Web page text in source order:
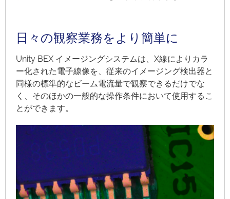
日々の観察業務をより簡単に
Unity BEX イメージングシステムは、X線によりカラ
ー化された電子線像を、従来のイメージング検出器と
同様の標準的なビーム電流量で観察できるだけでな
く、そのほかの一般的な操作条件において使用するこ
とができます。